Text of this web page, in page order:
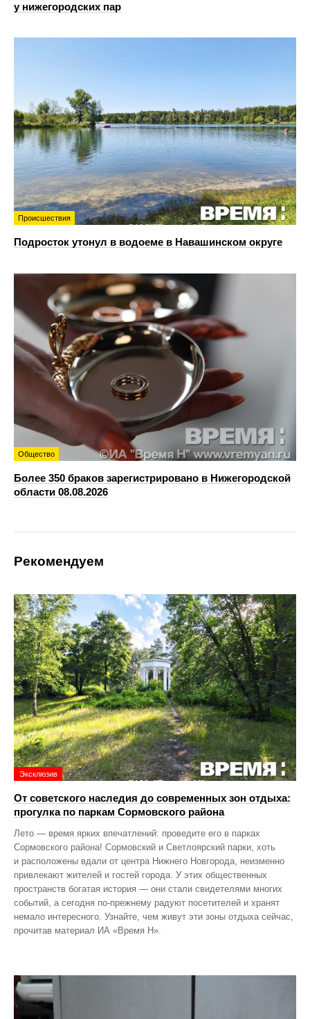
у нижегородских пар
Происшествия
Подросток утонул в водоеме в Навашинском округе
Общество
Более 350 браков зарегистрировано в Нижегородской
области 08.08.2026
Рекомендуем
Эксклюзив
От советского наследия до современных зон отдыха:
прогулка по паркам Сормовского района
Лето — время ярких впечатлений: проведите его в парках
Сормовского района! Сормовский и Светлоярский парки, хоть
и расположены вдали от центра Нижнего Новгорода, неизменно
привлекают жителей и гостей города. У этих общественных
пространств богатая история — они стали свидетелями многих
событий, а сегодня по‑прежнему радуют посетителей и хранят
немало интересного. Узнайте, чем живут эти зоны отдыха сейчас,
прочитав материал ИА «Время Н».